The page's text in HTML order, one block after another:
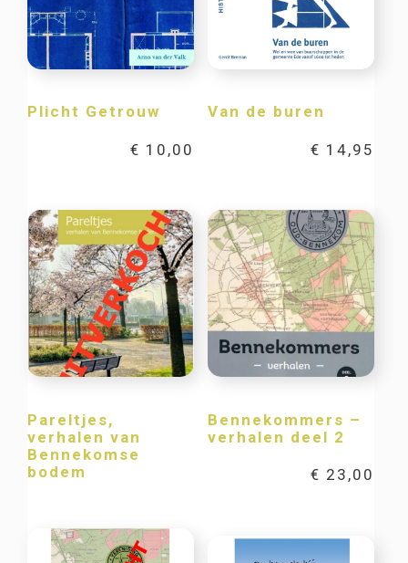
Plicht Getrouw
€ 10,00
Van de buren
€ 14,95
Pareltjes,
verhalen van
Bennekomse
bodem
Bennekommers –
verhalen deel 2
€ 23,00